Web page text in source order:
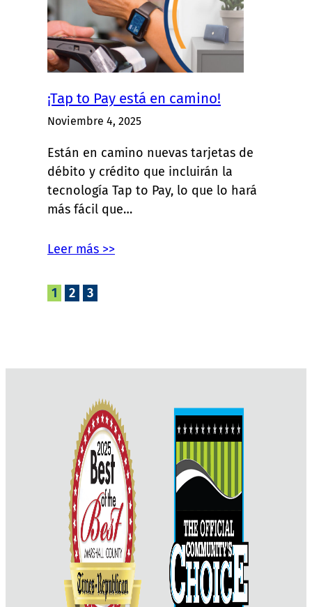
¡Tap to Pay está en camino!
Noviembre 4, 2025
Están en camino nuevas tarjetas de
débito y crédito que incluirán la
tecnología Tap to Pay, lo que lo hará
más fácil que…
Leer más >>
1 2 3